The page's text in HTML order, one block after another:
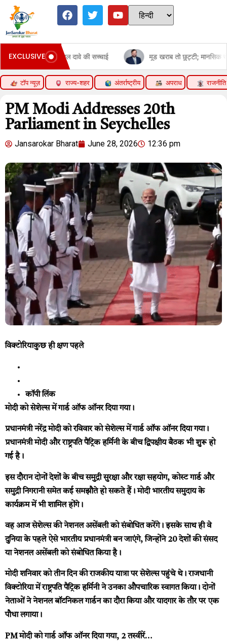
EXCLUSIVE
मूड खराब तो छुट्टी; मानसिक सेहत का इलाज या कामचोरी?:चीन की 'अनहैप्पी
टॉप न्यूज़ राज्य-शहर अंतर्राष्ट्रीय अपराध राजनीति
PM Modi Addresses 20th
Parliament in Seychelles
Jansarokar Bharat June 28, 2026 12:36 pm
विक्टोरियाकुछ ही क्षण पहले
कॉपी लिंक
मोदी को सेशेल्स में गार्ड ऑफ ऑनर दिया गया।
प्रधानमंत्री नरेंद्र मोदी को रविवार को सेशेल्स में गार्ड ऑफ ऑनर दिया गया।
प्रधानमंत्री मोदी और राष्ट्रपति पैट्रिक हर्मिनी के बीच द्विपक्षीय बैठक भी शुरू हो
गई है।
इस दौरान दोनों देशों के बीच समुद्री सुरक्षा और रक्षा सहयोग, कोस्ट गार्ड और
समुद्री निगरानी समेत कई समझौते हो सकते हैं। मोदी भारतीय समुदाय के
कार्यक्रम में भी शामिल होंगे।
वह आज सेशेल्स की नेशनल असेंबली को संबोधित करेंगे। इसके साथ ही वे
दुनिया के पहले ऐसे भारतीय प्रधानमंत्री बन जाएंगे, जिन्होंने 20 देशों की संसद
या नेशनल असेंबली को संबोधित किया है।
मोदी शनिवार को तीन दिन की राजकीय यात्रा पर सेशेल्स पहुंचे थे। राजधानी
विक्टोरिया में राष्ट्रपति पैट्रिक हर्मिनी ने उनका औपचारिक स्वागत किया। दोनों
नेताओं ने नेशनल बॉटनिकल गार्डन का दौरा किया और यादगार के तौर पर एक
पौधा लगाया।
PM मोदी को गार्ड ऑफ ऑनर दिया गया, 2 तस्वीरें…